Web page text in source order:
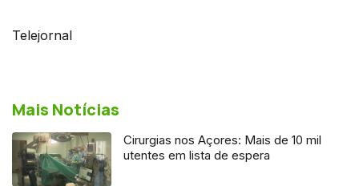
Telejornal
Mais Notícias
Cirurgias nos Açores: Mais de 10 mil
utentes em lista de espera